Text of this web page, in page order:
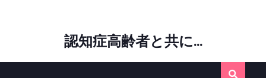
認知症高齢者と共に…